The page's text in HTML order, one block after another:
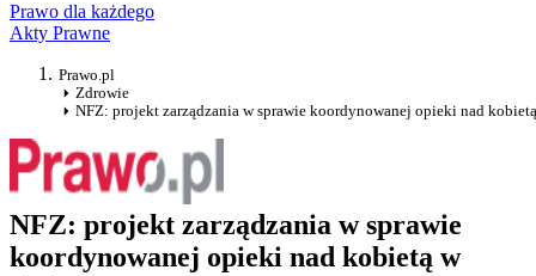
Prawo dla każdego
Akty Prawne
Prawo.pl
Zdrowie
NFZ: projekt zarządzania w sprawie koordynowanej opieki nad
NFZ: projekt zarządzania w sprawie
koordynowanej opieki nad kobietą w